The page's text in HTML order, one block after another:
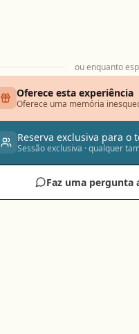
ou enquanto
Oferece esta experiência
Oferece uma memória
Reserva exclusiva para o
Sessão exclusiva · qualquer
Faz uma pergunta